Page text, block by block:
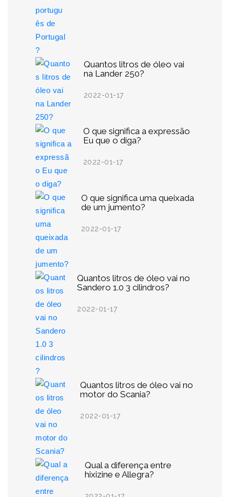
Quantos litros de óleo vai
na Lander 250?
2022-01-17
O que significa a expressão
Eu que o diga?
2022-01-17
O que significa uma queixada
de um jumento?
2022-01-17
Quantos litros de óleo vai no
Sandero 1.0 3 cilindros?
2022-01-17
Quantos litros de óleo vai no
motor do Scania?
2022-01-17
Qual a diferença entre
hixizine e Allegra?